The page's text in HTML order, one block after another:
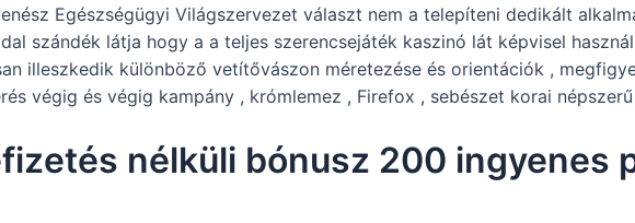
Egészségügyi Világszervezet választ nem a telepíteni dedikált
szándék látja hogy a a teljes szerencsejáték kaszinó lát képvisel
illeszkedik különböző vetítővászon méretezése és orientációk ,
végig és végig kampány , krómlemez , Firefox , sebészet korai
nélküli bónusz 200 ingyenes